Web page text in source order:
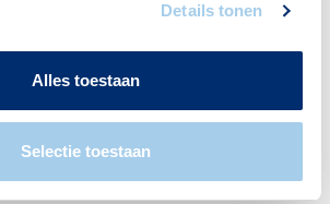
Details tonen
Alles toestaan
Selectie toestaan